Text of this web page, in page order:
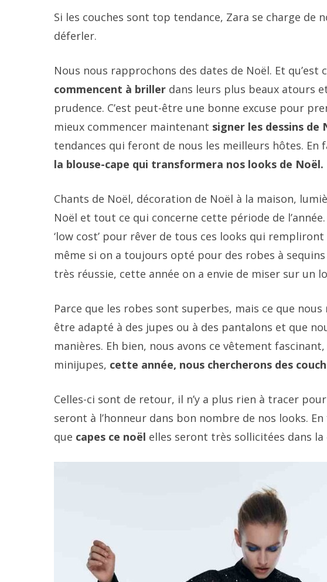
Si les couches sont top tendance, Zara se charge de
déferler.
Nous nous rapprochons des dates de Noël. Et qu’est
commencent à briller dans leurs plus beaux atours
prudence. C’est peut-être une bonne excuse pour
mieux commencer maintenant signer les dessins de
tendances qui feront de nous les meilleurs hôtes. En
la blouse-cape qui transformera nos looks de Noël.
Chants de Noël, décoration de Noël à la maison,
Noël et tout ce qui concerne cette période de
‘low cost’ pour rêver de tous ces looks qui
même si on a toujours opté pour des robes à
très réussie, cette année on a envie de miser sur un
Parce que les robes sont superbes, mais ce que
être adapté à des jupes ou à des pantalons et que
manières. Eh bien, nous avons ce vêtement
minijupes, cette année, nous chercherons des
Celles-ci sont de retour, il n’y a plus rien à tracer
seront à l’honneur dans bon nombre de nos looks.
que capes ce noël elles seront très sollicitées dans la